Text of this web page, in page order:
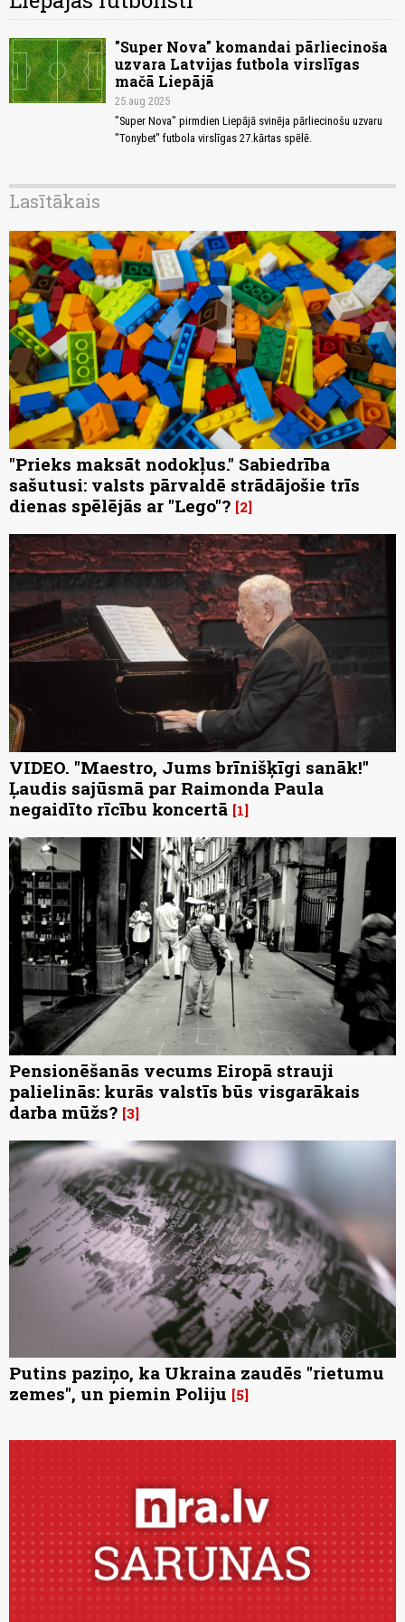
"Super Nova" komandai pārliecinoša
uzvara Latvijas futbola virslīgas
mačā Liepājā
25.aug 2025
"Super Nova" pirmdien Liepājā svinēja pārliecinošu uzvaru
"Tonybet" futbola virslīgas 27.kārtas spēlē.
Lasītākais
"Prieks maksāt nodokļus." Sabiedrība
sašutusi: valsts pārvaldē strādājošie trīs
dienas spēlējās ar "Lego"? 2
VIDEO. "Maestro, Jums brīnišķīgi sanāk!"
Ļaudis sajūsmā par Raimonda Paula
negaidīto rīcību koncertā 1
Pensionēšanās vecums Eiropā strauji
palielinās: kurās valstīs būs visgarākais
darba mūžs? 3
Putins paziņo, ka Ukraina zaudēs "rietumu
zemes", un piemin Poliju 5